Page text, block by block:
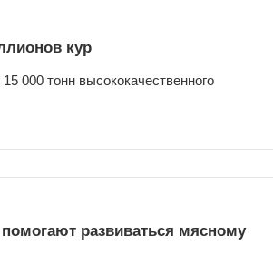
кур
000 тонн высококачественного
развиваться мясному